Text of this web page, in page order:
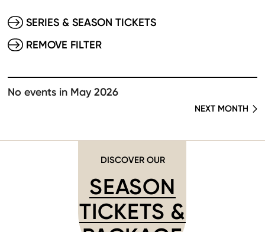
SERIES & SEASON TICKETS
REMOVE FILTER
No events in May 2026
NEXT MONTH
DISCOVER OUR
SEASON
TICKETS &